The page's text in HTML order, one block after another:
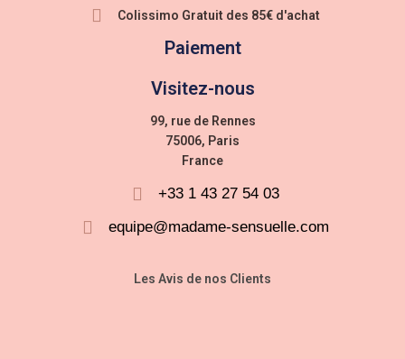
Colissimo Gratuit des 85€ d'achat
Paiement
Visitez-nous
99, rue de Rennes
75006, Paris
France
+33 1 43 27 54 03
equipe@madame-sensuelle.com
Les Avis de nos Clients